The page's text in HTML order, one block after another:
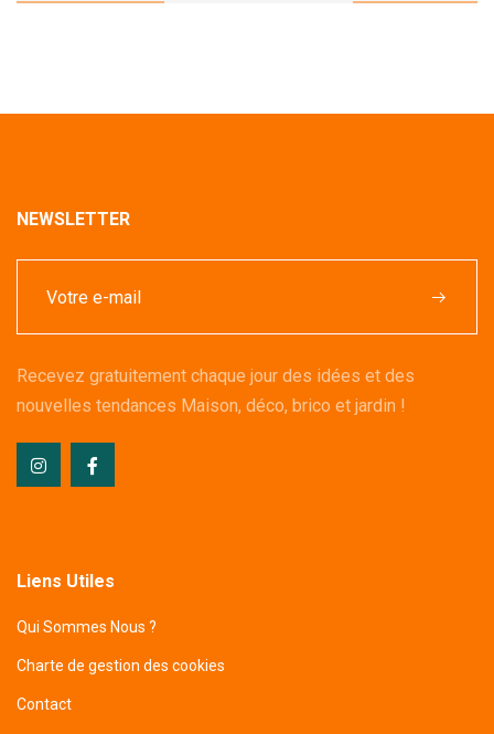
NEWSLETTER
Recevez gratuitement chaque jour des idées et des
nouvelles tendances Maison, déco, brico et jardin !
Liens Utiles
Qui Sommes Nous ?
Charte de gestion des cookies
Contact